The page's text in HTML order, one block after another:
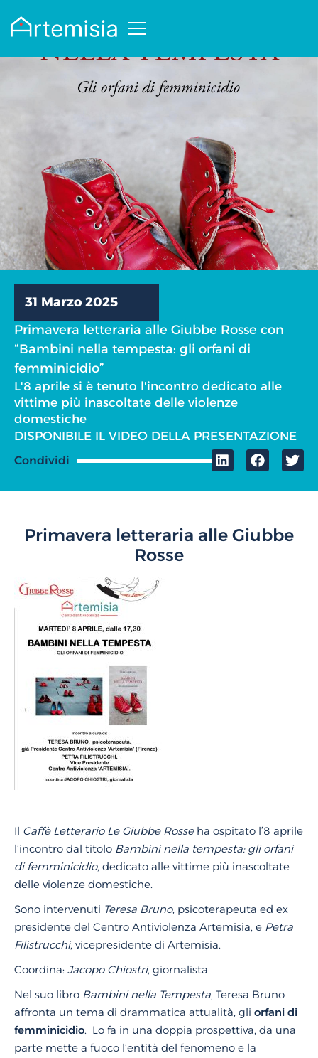
31 Marzo 2025
Primavera letteraria alle Giubbe Rosse con
“Bambini nella tempesta: gli orfani di
femminicidio”
L'8 aprile si è tenuto l'incontro dedicato alle
vittime più inascoltate delle violenze
domestiche
DISPONIBILE IL VIDEO DELLA PRESENTAZIONE
Condividi
Primavera letteraria alle Giubbe
Rosse
Il Caffè Letterario Le Giubbe Rosseha ospitato l’8 aprile
l’incontro dal titolo Bambini nella tempesta: gli orfani
di femminicidio, dedicato alle vittime più inascoltate
delle violenze domestiche.
Sono intervenuti Teresa Bruno, psicoterapeuta ed ex
presidente del Centro Antiviolenza Artemisia, e Petra
Filistrucchi, vicepresidente di Artemisia.
Coordina: Jacopo Chiostri, giornalista
Nel suo libro Bambini nella Tempesta, Teresa Bruno
affronta un tema di drammatica attualità, gli orfani di
femminicidio. Lo fa in una doppia prospettiva, da una
parte mette a fuoco l’entità del fenomeno e la